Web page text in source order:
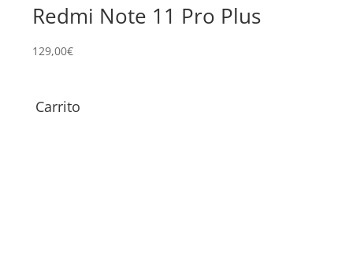
Redmi Note 11 Pro Plus
129,00€
Carrito